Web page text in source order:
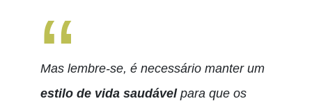
Mas lembre-se, é necessário manter um
estilo de vida saudável para que os